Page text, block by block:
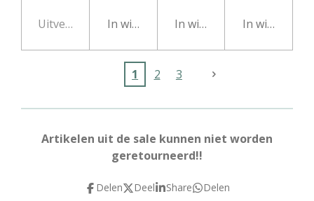
Uitverkocht In winkelwagenIn winkelwagen
In
1 2 3
Artikelen uit de sale kunnen niet worden
geretourneerd!!
Delen Deel Share Delen